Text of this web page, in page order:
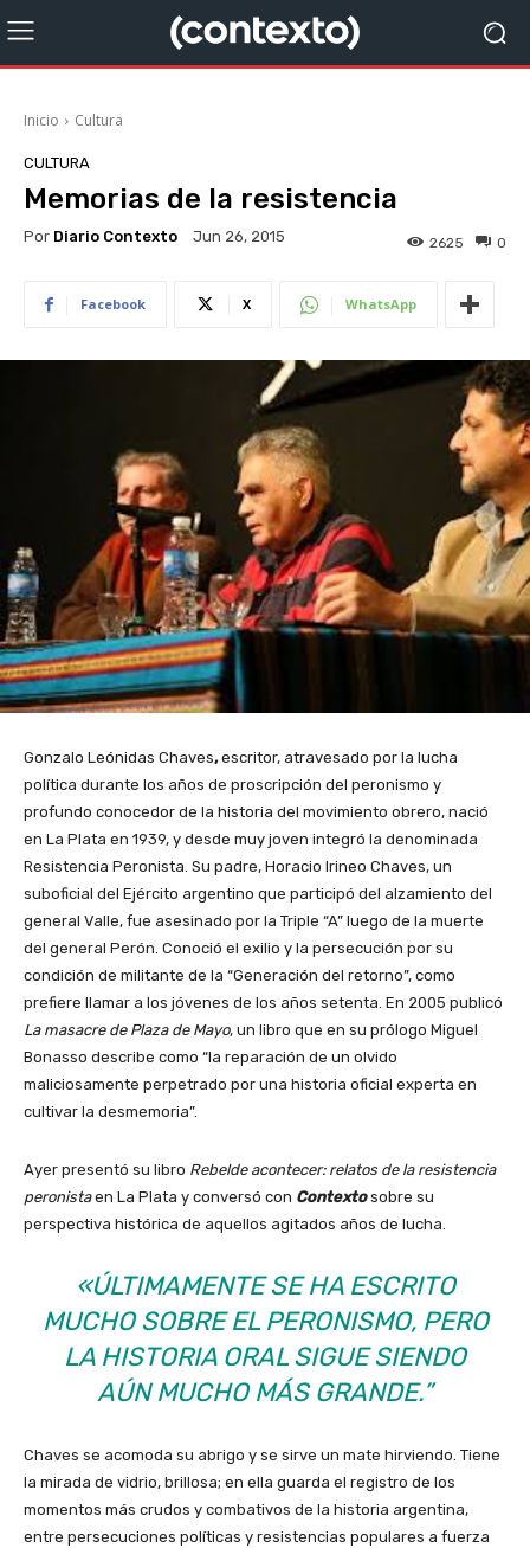
Inicio Cultura
CULTURA
Memorias de la resistencia
Por Diario Contexto Jun 26, 2015 0
2625
Facebook X WhatsApp
Gonzalo Leónidas Chaves,escritor, atravesado por la lucha
política durante los años de proscripción del peronismo y
profundo conocedor de la historia del movimiento obrero, nació
en La Plata en 1939, y desde muy joven integró la denominada
Resistencia Peronista. Su padre, Horacio Irineo Chaves, un
suboficial del Ejército argentino que participó del alzamiento del
general Valle, fue asesinado por la Triple “A” luego de la muerte
del general Perón. Conoció el exilio y la persecución por su
condición de militante de la “Generación del retorno”, como
prefiere llamar a los jóvenes de los años setenta. En 2005 publicó
La masacre de Plaza de Mayo, un libro que en su prólogo Miguel
Bonasso describe como “la reparación de un olvido
maliciosamente perpetrado por una historia oficial experta en
cultivar la desmemoria”.
Ayer presentó su libro Rebelde acontecer: relatos de la resistencia
peronistaen La Plata y conversó con Contextosobre su
perspectiva histórica de aquellos agitados años de lucha.
«ÚLTIMAMENTE SE HA ESCRITO
MUCHO SOBRE EL PERONISMO, PERO
LA HISTORIA ORAL SIGUE SIENDO
AÚN MUCHO MÁS GRANDE.”
Chaves se acomoda su abrigo y se sirve un mate hirviendo. Tiene
la mirada de vidrio, brillosa; en ella guarda el registro de los
momentos más crudos y combativos de la historia argentina,
entre persecuciones políticas y resistencias populares a fuerza